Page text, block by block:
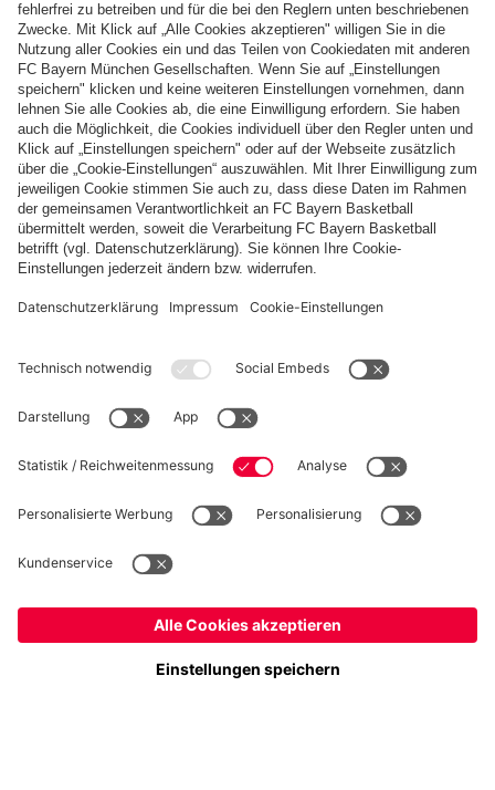
Zahlung & Lieferung
FC Bayern Store App
WIDERRUF
Datenschutz
Cookie Details
Preise inklusive MwSt. und zzgl. Versandkosten
© FC Bayern München AG
FC Bayern München AG, Säbener Str. 51-57, 81547 München
Ja,Deutschland, um dorthin zu liefern!
Nein,Global, um dorthin zu liefern!